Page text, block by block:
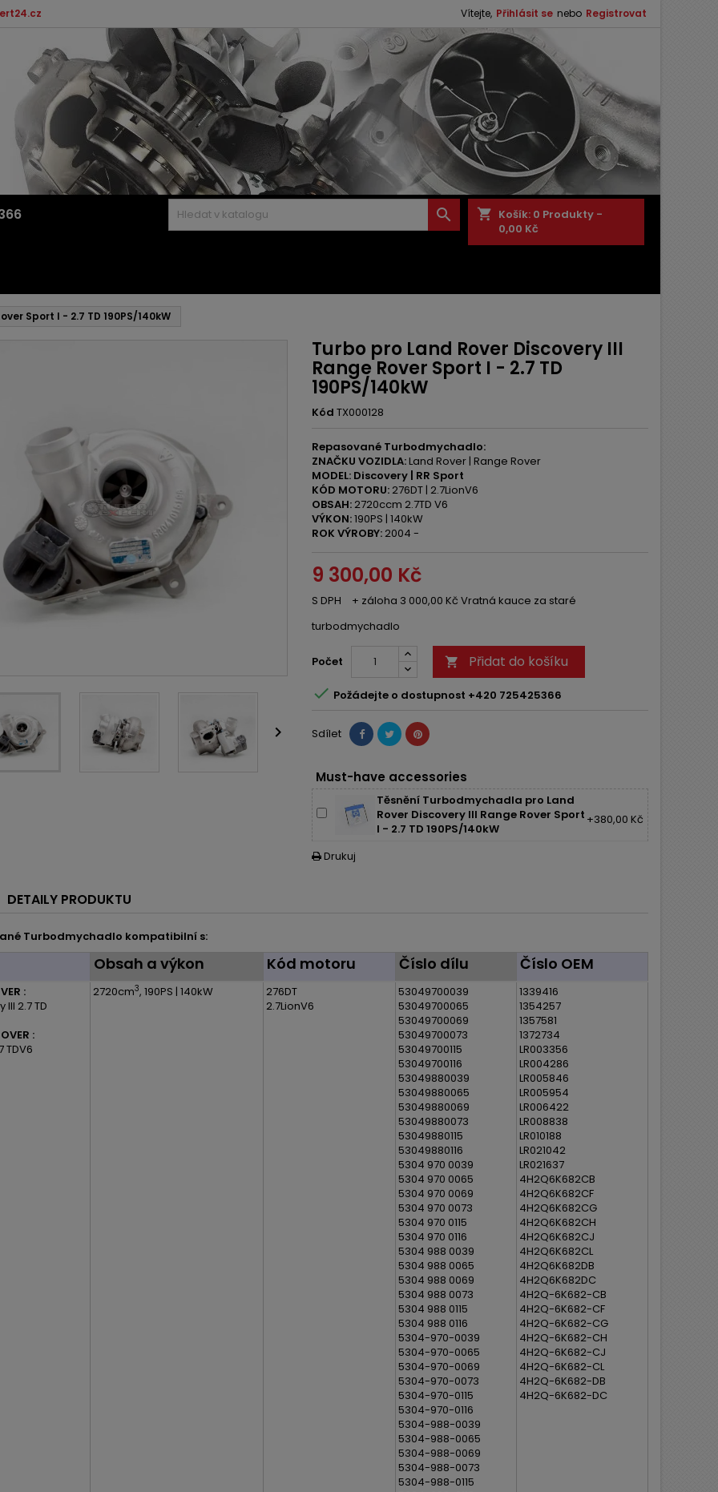
Vítejte, Přihlásit se nebo Registrovat
shopping_cart Košík: 0 Produkty -
0,00 Kč

Sport I - 2.7 TD 190PS/140kW

Turbo pro Land Rover Discovery III
Range Rover Sport I - 2.7 TD
190PS/140kW
Kód TX000128
Repasované Turbodmychadlo:
ZNAČKU VOZIDLA:Land Rover | Range Rover
MODEL: Discovery | RR Sport
KÓD MOTORU: 276DT | 2.7LionV6
OBSAH: 2720ccm 2.7TD V6
VÝKON:190PS | 140kW
ROK VÝROBY: 2004 -
9 300,00 Kč
S DPH
+ záloha 3 000,00 Kč Vratná kauce za staré
turbodmychadlo
Počet  Přidat do košíku
 Požádejte o dostupnost +420 725425366
Sdílet
Must-have accessories
Těsnění Turbodmychadla pro Land
Rover Discovery III Range Rover Sport
I - 2.7 TD 190PS/140kW
+380,00 Kč
 Drukuj
DETAILY PRODUKTU
Turbodmychadlo kompatibilní s:
Obsah a výkon Kód motoru Číslo dílu Číslo OEM
:
2.7 TD
:
TDV6
2720cm3, 190PS | 140kW
276DT
2.7LionV6
53049700039
53049700065
53049700069
53049700073
53049700115
53049700116
53049880039
53049880065
53049880069
53049880073
53049880115
53049880116
5304 970 0039
5304 970 0065
5304 970 0069
5304 970 0073
5304 970 0115
5304 970 0116
5304 988 0039
5304 988 0065
5304 988 0069
5304 988 0073
5304 988 0115
5304 988 0116
5304-970-0039
5304-970-0065
5304-970-0069
5304-970-0073
5304-970-0115
5304-970-0116
5304-988-0039
5304-988-0065
5304-988-0069
5304-988-0073
5304-988-0115
1339416
1354257
1357581
1372734
LR003356
LR004286
LR005846
LR005954
LR006422
LR008838
LR010188
LR021042
LR021637
4H2Q6K682CB
4H2Q6K682CF
4H2Q6K682CG
4H2Q6K682CH
4H2Q6K682CJ
4H2Q6K682CL
4H2Q6K682DB
4H2Q6K682DC
4H2Q-6K682-CB
4H2Q-6K682-CF
4H2Q-6K682-CG
4H2Q-6K682-CH
4H2Q-6K682-CJ
4H2Q-6K682-CL
4H2Q-6K682-DB
4H2Q-6K682-DC